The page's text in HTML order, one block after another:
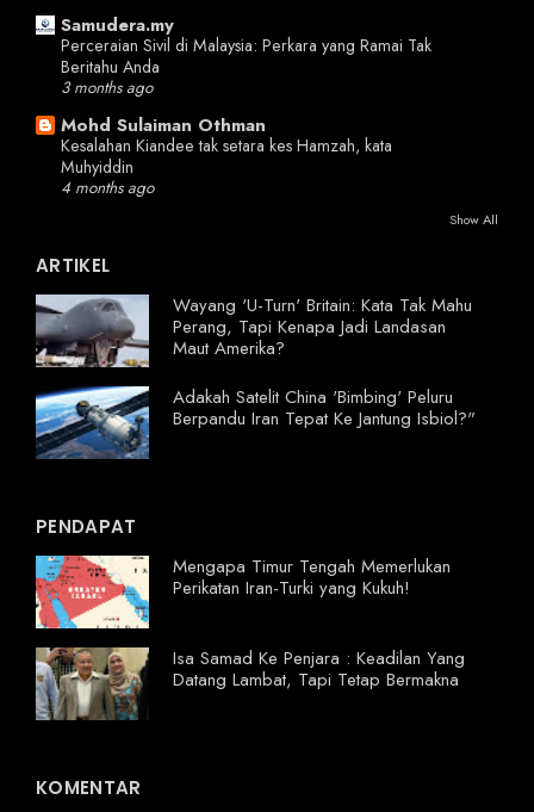
Samudera.my
Perceraian Sivil di Malaysia: Perkara yang Ramai Tak
Beritahu Anda
3 months ago
Mohd Sulaiman Othman
Kesalahan Kiandee tak setara kes Hamzah, kata
Muhyiddin
4 months ago
Show All
ARTIKEL
Wayang 'U-Turn' Britain: Kata Tak Mahu
Perang, Tapi Kenapa Jadi Landasan
Maut Amerika?
Adakah Satelit China 'Bimbing' Peluru
Berpandu Iran Tepat Ke Jantung Isbiol?"
PENDAPAT
Mengapa Timur Tengah Memerlukan
Perikatan Iran-Turki yang Kukuh!
Isa Samad Ke Penjara : Keadilan Yang
Datang Lambat, Tapi Tetap Bermakna
KOMENTAR